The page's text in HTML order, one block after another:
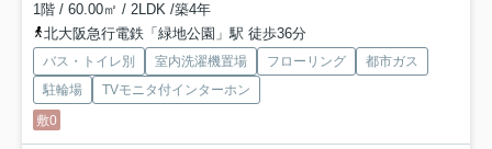
1階 / 60.00㎡ / 2LDK /築4年
北大阪急行電鉄「緑地公園」駅 徒歩36分
バス・トイレ別 室内洗濯機置場 フローリング
都市ガス
駐輪場
TVモニタ付インターホン
敷0